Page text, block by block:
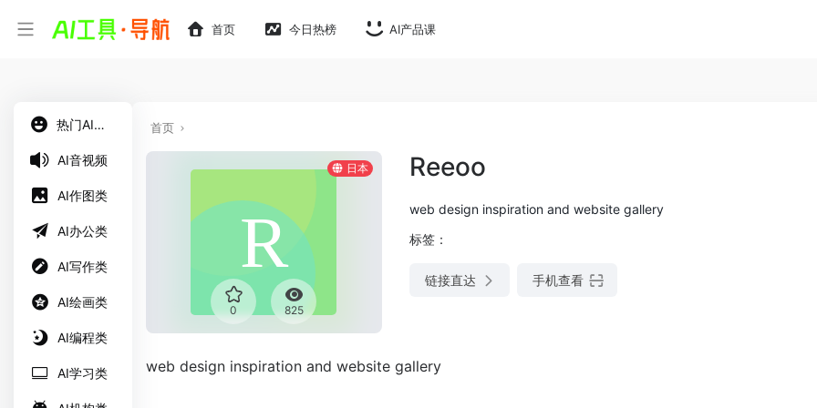
首页 今日热榜 AI产品课
热门AI工具
AI音视频
AI作图类
AI办公类
AI写作类
AI绘画类
AI编程类
AI学习类
首页
日本
0 825
Reeoo
web design inspiration and website gallery
标签：
链接直达 手机查看
web design inspiration and website gallery